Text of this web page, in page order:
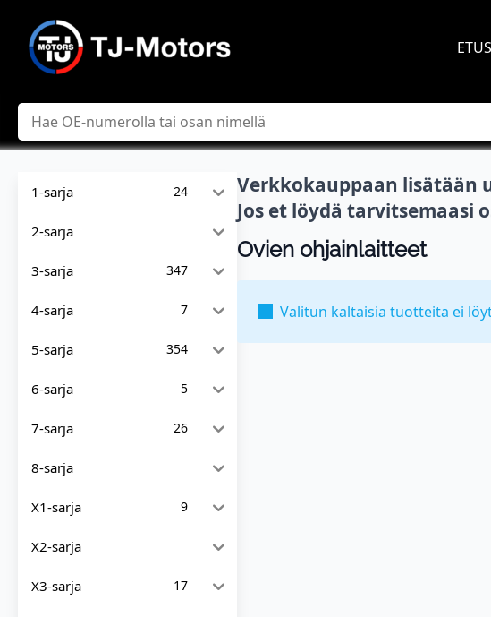
Hae
1-sarja 24
2-sarja
3-sarja 347
4-sarja 7
5-sarja 354
6-sarja 5
7-sarja 26
8-sarja
X1-sarja 9
X2-sarja
X3-sarja 17
Verkkokauppaan lisätään
Jos et löydä tarvitsemaasi
Ovien ohjainlaitteet
Valitun kaltaisia tuotteita ei